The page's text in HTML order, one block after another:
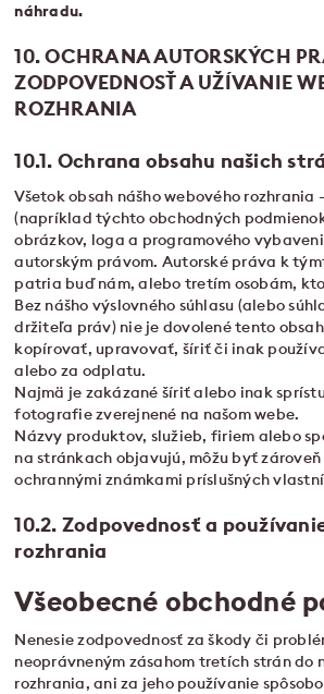
náhradu.
10. OCHRANA AUTORSKÝCH
ZODPOVEDNOSŤ A UŽÍVANIE
ROZHRANIA
10.1. Ochrana obsahu našich
Všetok obsah nášho webového
(napríklad týchto obchodných
obrázkov, loga a programového
autorským právom. Autorské práva k
patria buď nám, alebo tretím osobám,
Bez nášho výslovného súhlasu (alebo
držiteľa práv) nie je dovolené tento
kopírovať, upravovať, šíriť či inak
alebo za odplatu.
Najmä je zakázané šíriť alebo inak
fotografie zverejnené na našom webe.
Názvy produktov, služieb, firiem alebo
na stránkach objavujú, môžu byť
ochrannými známkami príslušných
10.2. Zodpovednosť a
rozhrania
Všeobecné obchodné
Nenesie zodpovednosť za škody či
neoprávneným zásahom tretích strán do
rozhrania, ani za jeho používanie